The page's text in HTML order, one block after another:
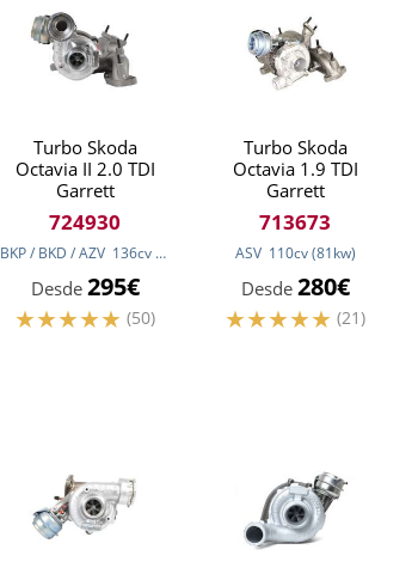
Turbo Skoda
Octavia II 2.0 TDI
Garrett
724930
BKP / BKD / AZV 136cv (100
Desde 295€
(50)
Turbo Skoda
Octavia 1.9 TDI
Garrett
713673
ASV 110cv (81kw)
Desde 280€
(21)